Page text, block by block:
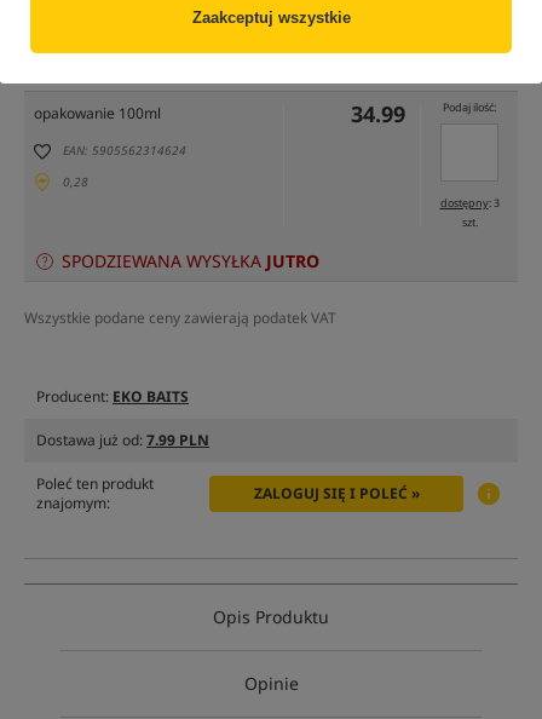
Zaakceptuj wszystkie
(część opcji mogła zostać ukryta przez wybrany sposób filtrowania)
opakowanie 100ml
EAN: 5905562314624
0,28
34.99 Podaj ilość:
dostępny: 3
szt.
SPODZIEWANA WYSYŁKA JUTRO
Wszystkie podane ceny zawierają podatek VAT
Producent: EKO BAITS
Dostawa już od:7.99 PLN
Poleć ten produkt
znajomym:
ZALOGUJ SIĘ I POLEĆ »
Opis Produktu
Opinie